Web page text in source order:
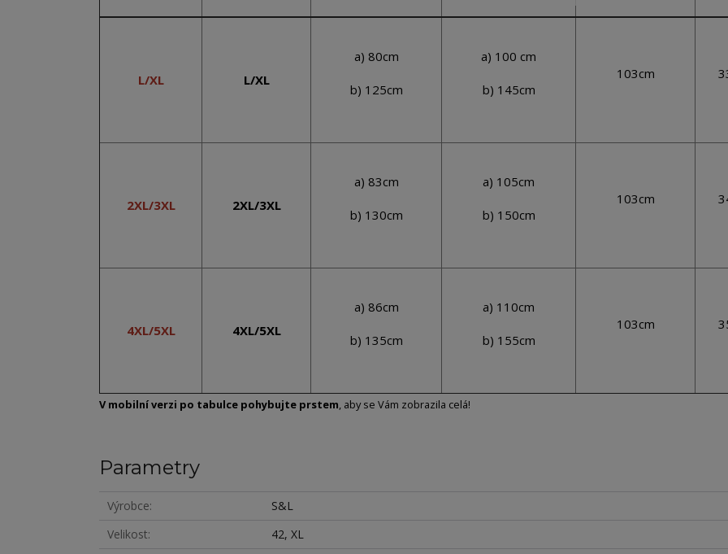
L/XL L/XL
a) 80cm
b) 125cm
a) 100 cm
b) 145cm
103cm
2XL/3XL 2XL/3XL
a) 83cm
b) 130cm
a) 105cm
b) 150cm
103cm
4XL/5XL 4XL/5XL
a) 86cm
b) 135cm
a) 110cm
b) 155cm
103cm
V mobilní verzi po tabulce pohybujte prstem, aby se Vám zobrazila celá!
Parametry
Výrobce
S&L
Velikost
42, XL